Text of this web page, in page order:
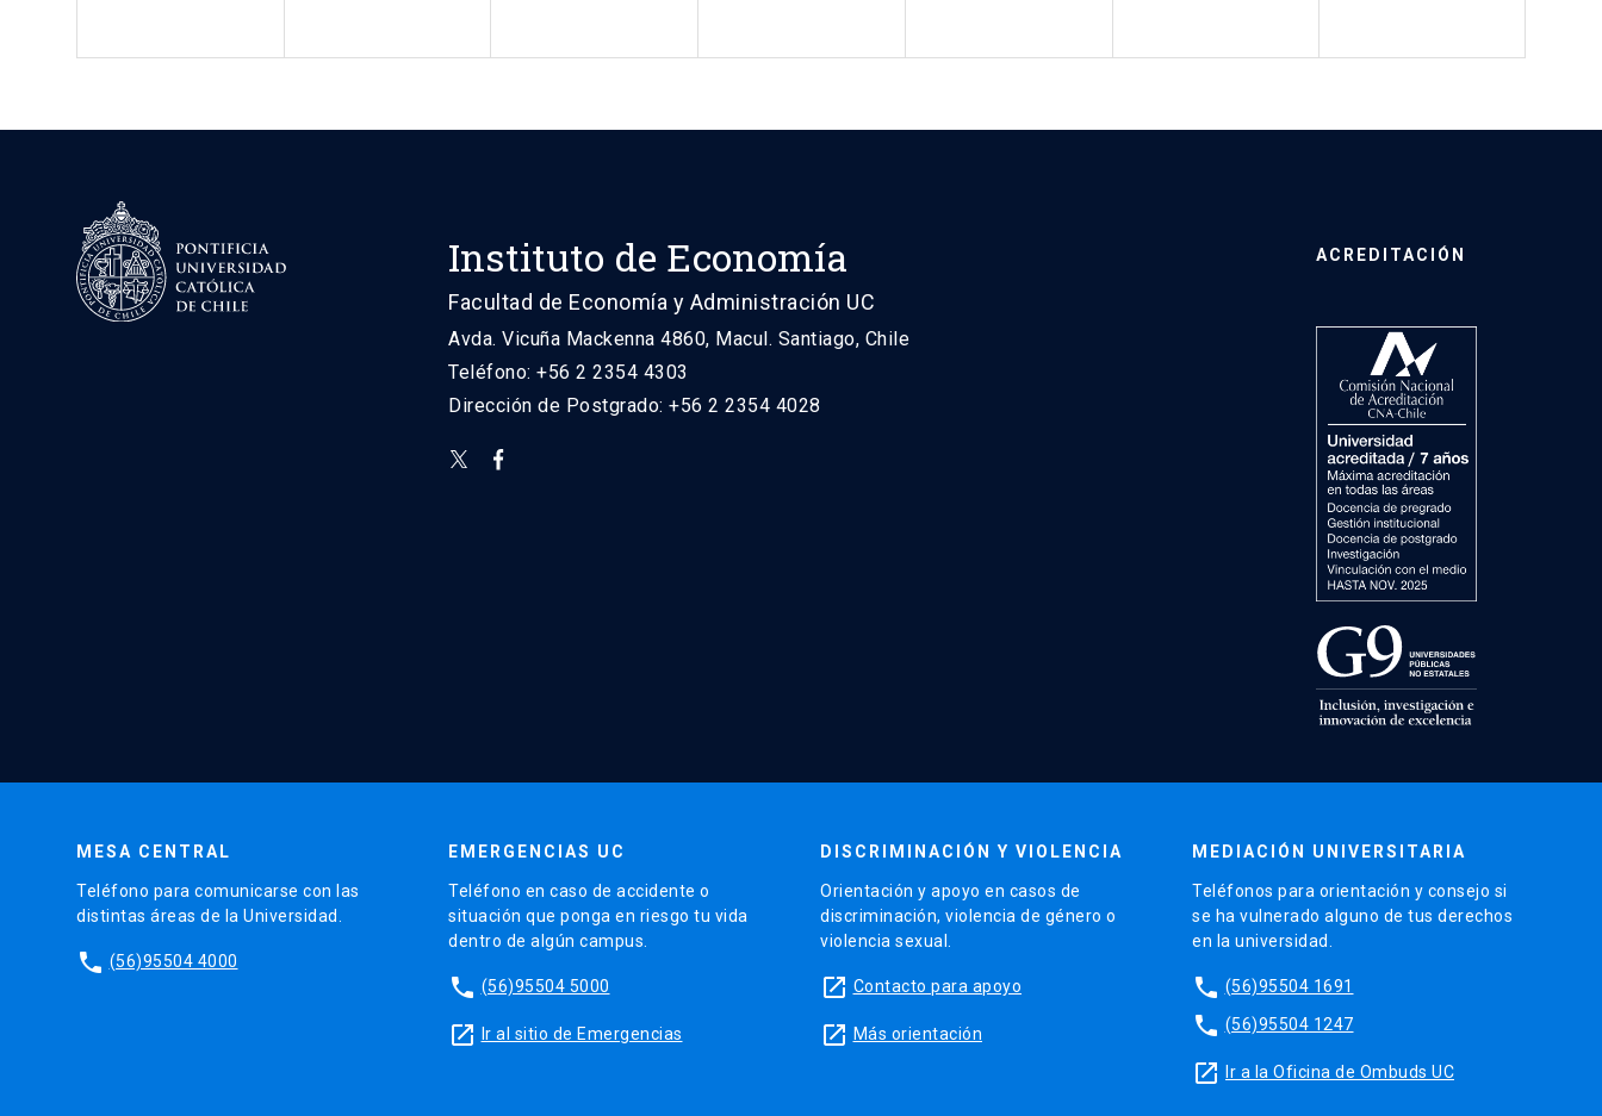
Instituto de Economía
Facultad de Economía y Administración UC
Avda. Vicuña Mackenna 4860, Macul. Santiago, Chile
Teléfono: +56 2 2354 4303
Dirección de Postgrado: +56 2 2354 4028
ACREDITACIÓN
MESA CENTRAL
Teléfono para comunicarse con las
distintas áreas de la Universidad.
phone (56)95504 4000
EMERGENCIAS UC
Teléfono en caso de accidente o
situación que ponga en riesgo tu vida
dentro de algún campus.
phone (56)95504 5000
launch Ir al sitio de Emergencias
DISCRIMINACIÓN Y VIOLENCIA
Orientación y apoyo en casos de
discriminación, violencia de género o
violencia sexual.
launch Contacto para apoyo
launch Más orientación
MEDIACIÓN UNIVERSITARIA
Teléfonos para orientación y consejo si
se ha vulnerado alguno de tus derechos
en la universidad.
phone (56)95504 1691
phone (56)95504 1247
launch Ir a la Oficina de Ombuds UC